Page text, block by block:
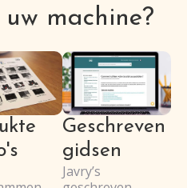
machine?
Geschreven
gidsen
Javry’s